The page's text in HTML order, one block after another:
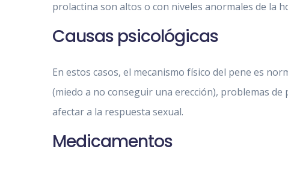
prolactina son altos o con niveles anormales de la
Causas psicológicas
En estos casos, el mecanismo físico del pene es
(miedo a no conseguir una erección), problemas
afectar a la respuesta sexual.
Medicamentos